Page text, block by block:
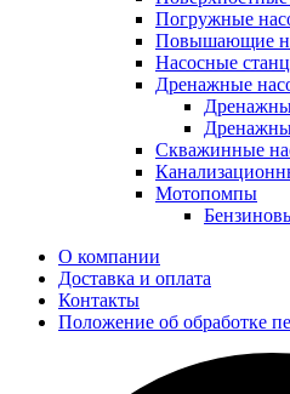
Погружные
Повышающие
Насосные
Дренажные
Скважинные
Мотопомпы
О компании
Доставка и оплата
Контакты
Положение об обработке